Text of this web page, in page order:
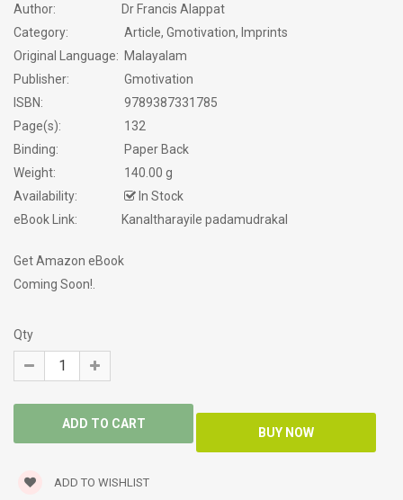
Author:
Dr Francis Alappat
Category:
Article, Gmotivation, Imprints
Original Language: Malayalam
Publisher:
Gmotivation
ISBN:
9789387331785
Page(s):
132
Binding:
Paper Back
Weight:
140.00 g
Availability:
In Stock
eBook Link:
Kanaltharayile padamudrakal
Get Amazon eBook
Coming Soon!.
Qty
ADD TO WISHLIST